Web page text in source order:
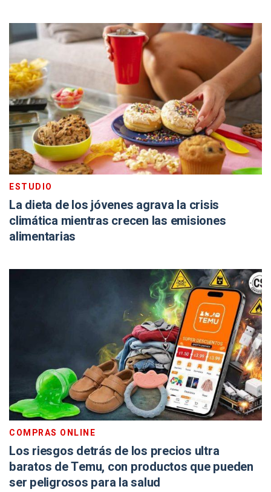
ESTUDIO
La dieta de los jóvenes agrava la crisis
climática mientras crecen las emisiones
alimentarias
COMPRAS ONLINE
Los riesgos detrás de los precios ultra
baratos de Temu, con productos que pueden
ser peligrosos para la salud